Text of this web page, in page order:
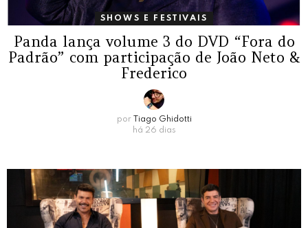
SHOWS E FESTIVAIS
Panda lança volume 3 do DVD “Fora do
Padrão” com participação de João Neto &
Frederico
por
Tiago Ghidotti
há 26 dias